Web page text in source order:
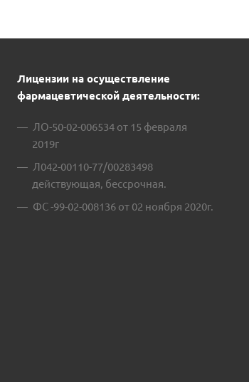
Лицензии на осуществление
фармацевтической деятельности:
ЛО-50-02-006534 от 15 февраля
2019г
Л042-00110-77/00283498
действующая, бессрочная.
ФС -99-02-008136 от 02 ноября 2020г.